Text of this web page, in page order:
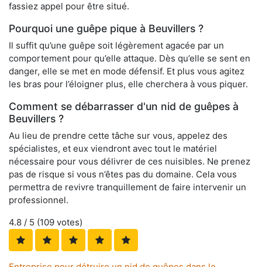
fassiez appel pour être situé.
Pourquoi une guêpe pique à Beuvillers ?
Il suffit qu’une guêpe soit légèrement agacée par un
comportement pour qu’elle attaque. Dès qu’elle se sent en
danger, elle se met en mode défensif. Et plus vous agitez
les bras pour l’éloigner plus, elle cherchera à vous piquer.
Comment se débarrasser d'un nid de guêpes à
Beuvillers ?
Au lieu de prendre cette tâche sur vous, appelez des
spécialistes, et eux viendront avec tout le matériel
nécessaire pour vous délivrer de ces nuisibles. Ne prenez
pas de risque si vous n’êtes pas du domaine. Cela vous
permettra de revivre tranquillement de faire intervenir un
professionnel.
4.8 / 5 (109 votes)